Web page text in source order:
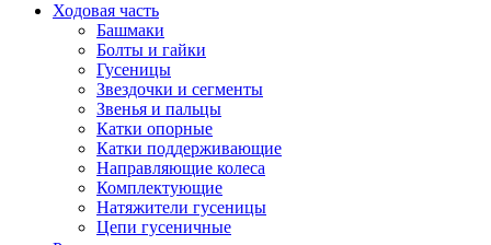
Ходовая часть
Башмаки
Болты и гайки
Гусеницы
Звездочки и сегменты
Звенья и пальцы
Катки опорные
Катки поддерживающие
Направляющие колеса
Комплектующие
Натяжители гусеницы
Цепи гусеничные